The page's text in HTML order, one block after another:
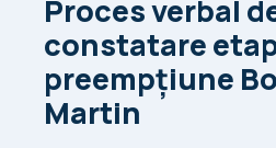
Proces verbal
constatare
preempțiune
Martin